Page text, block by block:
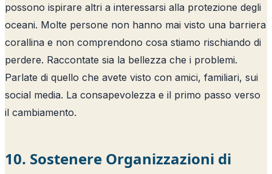
possono ispirare altri a interessarsi alla protezione degli
oceani. Molte persone non hanno mai visto una barriera
corallina e non comprendono cosa stiamo rischiando di
perdere. Raccontate sia la bellezza che i problemi.
Parlate di quello che avete visto con amici, familiari, sui
social media. La consapevolezza e il primo passo verso
il cambiamento.
10. Sostenere Organizzazioni di